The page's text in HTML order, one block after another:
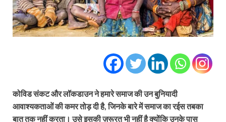
कोविड संकट और लॉकडाउन ने हमारे समाज की उन बुनियादी
आवाश्यकताओं की कमर तोड़ दी है, जिनके बारे में समाज का रईस तबका
बात तक नहीं करता। उसे इसकी ज़रूरत भी नहीं है क्योंकि उनके पास